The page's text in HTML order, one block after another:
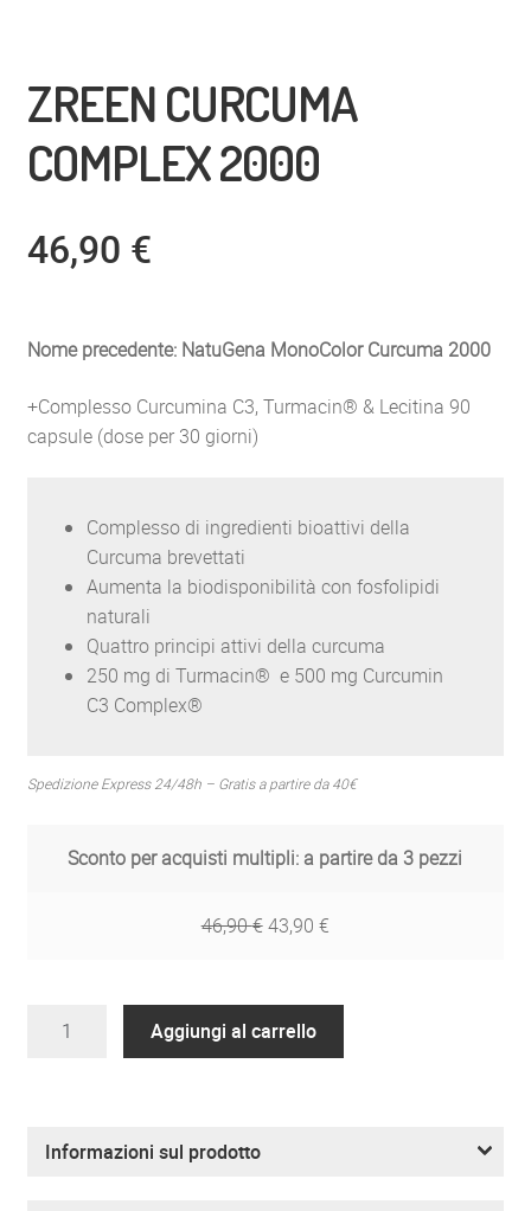
ZREEN CURCUMA
COMPLEX 2000
46,90 €
Nome precedente: NatuGena MonoColor Curcuma 2000
+Complesso Curcumina C3, Turmacin® & Lecitina 90
capsule (dose per 30 giorni)
Complesso di ingredienti bioattivi della
Curcuma brevettati
Aumenta la biodisponibilità con fosfolipidi
naturali
Quattro principi attivi della curcuma
250 mg di Turmacin® e 500 mg Curcumin
C3 Complex®
Spedizione Express 24/48h – Gratis a partire da 40€
Sconto per acquisti multipli: a partire da 3 pezzi
46,90€43,90 €
ZREEN
quantità
Aggiungi al carrello
Informazioni sul prodotto